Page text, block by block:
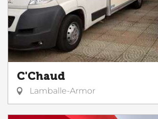
C'Chaud
Lamballe-Armor